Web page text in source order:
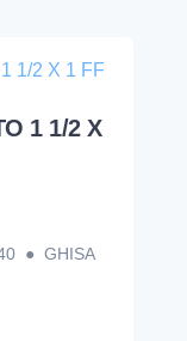
1 1/2 X
● GHISA